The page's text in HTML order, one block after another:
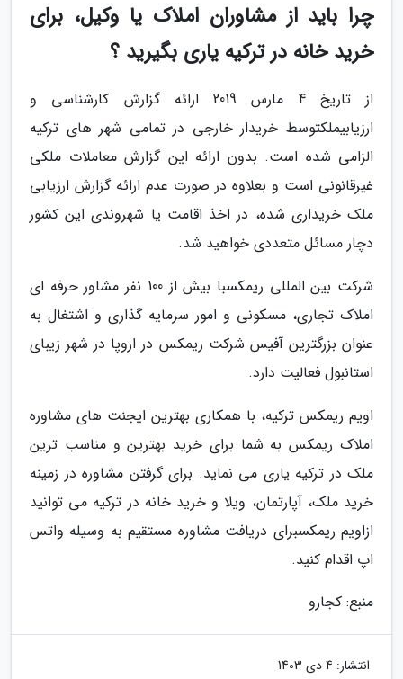
چرا باید از مشاوران املاک یا وکیل، برای
خرید خانه در ترکیه یاری بگیرید ؟
از تاریخ 4 مارس 2019 ارائه گزارش کارشناسی و
ارزیابیملکتوسط خریدار خارجی در تمامی شهر های ترکیه
الزامی شده است. بدون ارائه این گزارش معاملات ملکی
غیرقانونی است و بعلاوه در صورت عدم ارائه گزارش ارزیابی
ملک خریداری شده، در اخذ اقامت یا شهروندی این کشور
دچار مسائل متعددی خواهید شد.
شرکت بین المللی ریمکسبا بیش از 100 نفر مشاور حرفه ای
املاک تجاری، مسکونی و امور سرمایه گذاری و اشتغال به
عنوان بزرگترین آفیس شرکت ریمکس در اروپا در شهر زیبای
استانبول فعالیت دارد.
اویم ریمکس ترکیه، با همکاری بهترین ایجنت های مشاوره
املاک ریمکس به شما برای خرید بهترین و مناسب ترین
ملک در ترکیه یاری می نماید. برای گرفتن مشاوره در زمینه
خرید ملک، آپارتمان، ویلا و خرید خانه در ترکیه می توانید
ازاویم ریمکسبرای دریافت مشاوره مستقیم به وسیله واتس
اپ اقدام کنید.
منبع: کجارو
انتشار: 4 دی 1403